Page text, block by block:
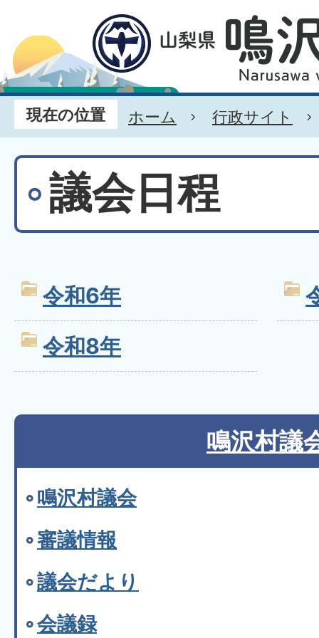
現在の位置 ホーム 行政サイト
議会日程
令和6年
令和8年
鳴沢村議
鳴沢村議会
審議情報
議会だより
会議録